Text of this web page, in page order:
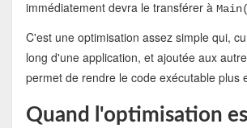
immédiatement devra le transférer à
C'est une optimisation assez simple qui,
long d'une application, et ajoutée aux
permet de rendre le code exécutable plus
Quand l'optimisation